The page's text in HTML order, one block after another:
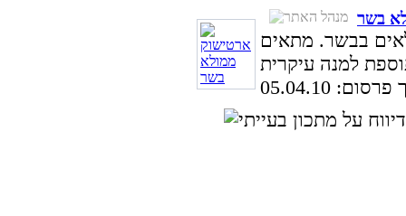
בשר
בבשר. מתאים
05.04.10